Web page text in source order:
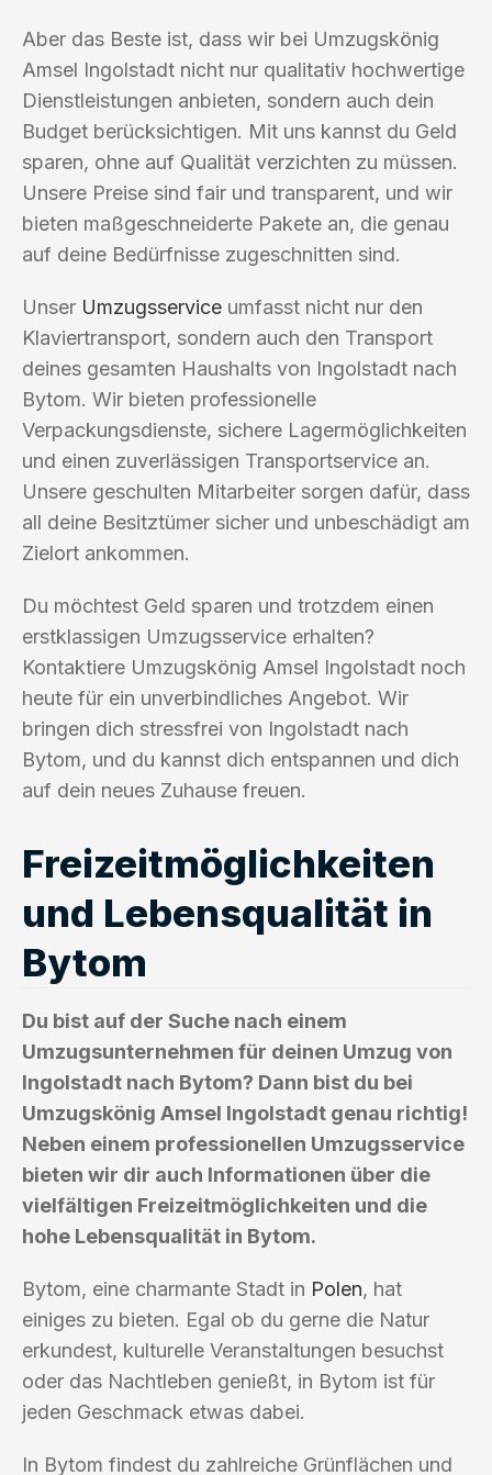
Aber das Beste ist, dass wir bei Umzugskönig
Amsel Ingolstadt nicht nur qualitativ hochwertige
Dienstleistungen anbieten, sondern auch dein
Budget berücksichtigen. Mit uns kannst du Geld
sparen, ohne auf Qualität verzichten zu müssen.
Unsere Preise sind fair und transparent, und wir
bieten maßgeschneiderte Pakete an, die genau
auf deine Bedürfnisse zugeschnitten sind.
Unser Umzugsservice umfasst nicht nur den
Klaviertransport, sondern auch den Transport
deines gesamten Haushalts von Ingolstadt nach
Bytom. Wir bieten professionelle
Verpackungsdienste, sichere Lagermöglichkeiten
und einen zuverlässigen Transportservice an.
Unsere geschulten Mitarbeiter sorgen dafür, dass
all deine Besitztümer sicher und unbeschädigt am
Zielort ankommen.
Du möchtest Geld sparen und trotzdem einen
erstklassigen Umzugsservice erhalten?
Kontaktiere Umzugskönig Amsel Ingolstadt noch
heute für ein unverbindliches Angebot. Wir
bringen dich stressfrei von Ingolstadt nach
Bytom, und du kannst dich entspannen und dich
auf dein neues Zuhause freuen.
Freizeitmöglichkeiten
und Lebensqualität in
Bytom
Du bist auf der Suche nach einem
Umzugsunternehmen für deinen Umzug von
Ingolstadt nach Bytom? Dann bist du bei
Umzugskönig Amsel Ingolstadt genau richtig!
Neben einem professionellen Umzugsservice
bieten wir dir auch Informationen über die
vielfältigen Freizeitmöglichkeiten und die
hohe Lebensqualität in Bytom.
Bytom, eine charmante Stadt in Polen, hat
einiges zu bieten. Egal ob du gerne die Natur
erkundest, kulturelle Veranstaltungen besuchst
oder das Nachtleben genießt, in Bytom ist für
jeden Geschmack etwas dabei.
In Bytom findest du zahlreiche Grünflächen und